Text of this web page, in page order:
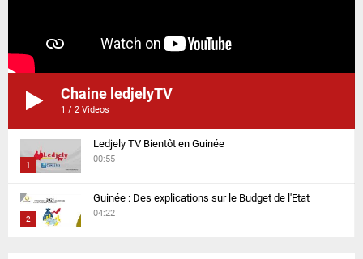
Chaine ledjelyTV
1 / 2 Videos
1
h
u
Ledjely TV Bientôt en Guinée
00:55
2
Guinée : Des explications sur le Budget de l'Etat
04:22